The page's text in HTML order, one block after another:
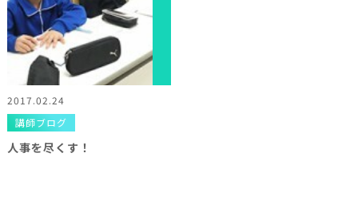
2017.02.24
講師ブログ
人事を尽くす！